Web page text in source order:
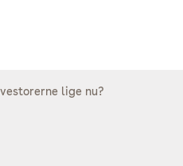
lige nu?